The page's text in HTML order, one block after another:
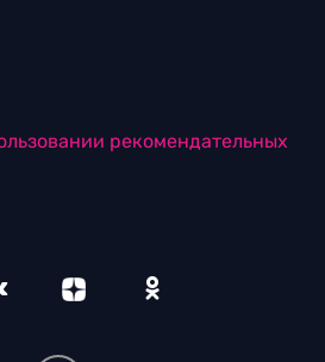
рекомендательных